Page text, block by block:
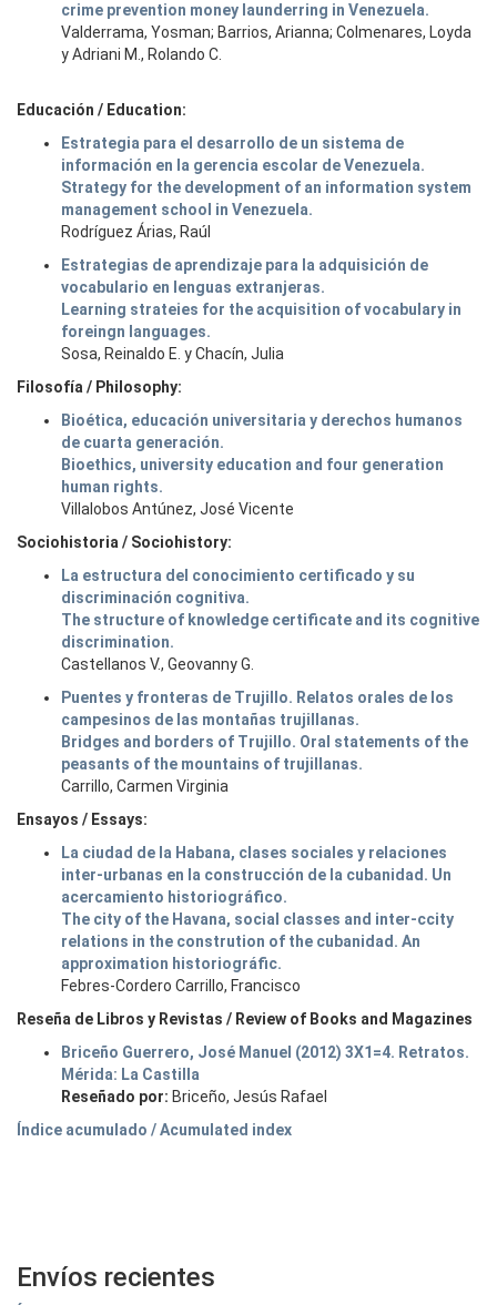
crime prevention money launderring in Venezuela.
Valderrama, Yosman; Barrios, Arianna; Colmenares, Loyda
y Adriani M., Rolando C.
Educación / Education:
Estrategia para el desarrollo de un sistema de
información en la gerencia escolar de Venezuela.
Strategy for the development of an information system
management school in Venezuela.
Rodríguez Árias, Raúl
Estrategias de aprendizaje para la adquisición de
vocabulario en lenguas extranjeras.
Learning strateies for the acquisition of vocabulary in
foreingn languages.
Sosa, Reinaldo E. y Chacín, Julia
Filosofía / Philosophy:
Bioética, educación universitaria y derechos humanos
de cuarta generación.
Bioethics, university education and four generation
human rights.
Villalobos Antúnez, José Vicente
Sociohistoria / Sociohistory:
La estructura del conocimiento certificado y su
discriminación cognitiva.
The structure of knowledge certificate and its cognitive
discrimination.
Castellanos V., Geovanny G.
Puentes y fronteras de Trujillo. Relatos orales de los
campesinos de las montañas trujillanas.
Bridges and borders of Trujillo. Oral statements of the
peasants of the mountains of trujillanas.
Carrillo, Carmen Virginia
Ensayos / Essays:
La ciudad de la Habana, clases sociales y relaciones
inter-urbanas en la construcción de la cubanidad. Un
acercamiento historiográfico.
The city of the Havana, social classes and inter-ccity
relations in the constrution of the cubanidad. An
approximation historiográfic.
Febres-Cordero Carrillo, Francisco
Reseña de Libros y Revistas / Review of Books and Magazines
Briceño Guerrero, José Manuel (2012) 3X1=4. Retratos.
Mérida: La Castilla
Reseñado por: Briceño, Jesús Rafael
Índice acumulado / Acumulated index
Envíos recientes